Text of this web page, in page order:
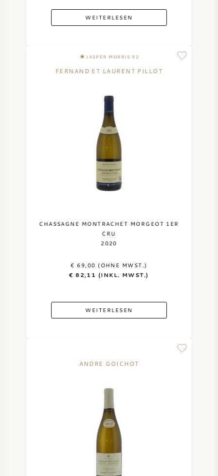
WEITERLESEN
JASPER MORRIS 92
FERNAND ET LAURENT PILLOT
CHASSAGNE MONTRACHET MORGEOT 1ER
CRU
2020
€ 69,00 (OHNE MWST.)
€ 82,11 (INKL. MWST.)
WEITERLESEN
ANDRE GOICHOT